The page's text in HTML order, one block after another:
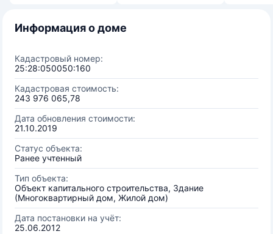
Информация о доме
Кадастровый номер:
25:28:050050:160
Кадастровая стоимость:
243 976 065,78
Дата обновления стоимости:
21.10.2019
Статус объекта:
Ранее учтенный
Тип объекта:
Объект капитального строительства, Здание
(Многоквартирный дом, Жилой дом)
Дата постановки на учёт:
25.06.2012